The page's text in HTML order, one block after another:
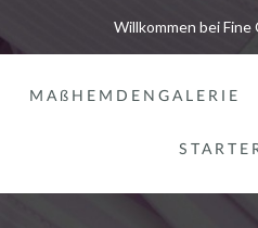
Willkommen bei
MAßHEMDENGALERIE